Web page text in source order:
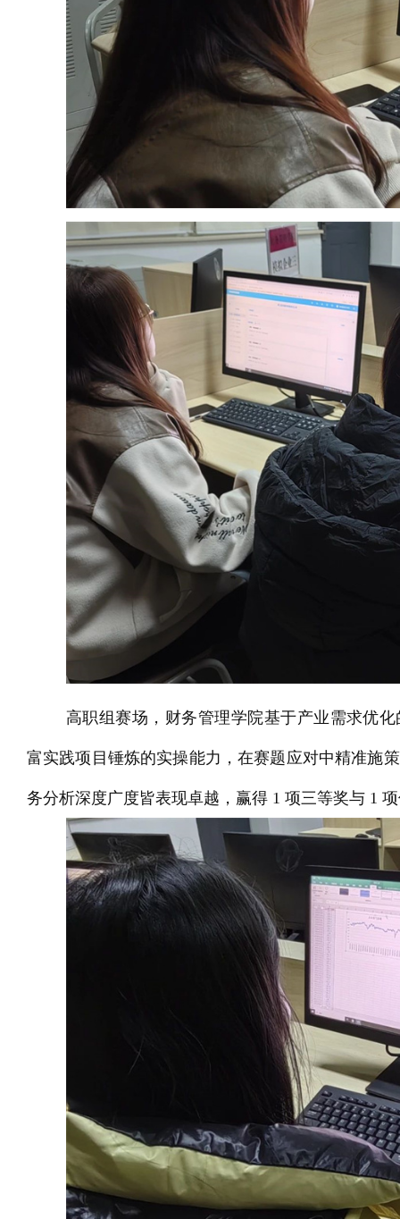
高职组赛场，财务管理学院基于产业需求优
富实践项目锤炼的实操能力，在赛题应对中精准施
务分析深度广度皆表现卓越，赢得 1 项三等奖与 1